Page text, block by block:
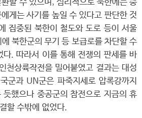
할 수 있으며, 심리적으로 북한에는 충
게는 사기를 높일 수 있다고 판단한 것
집중된 북한이 철도와 도로 등이 서울
북한군의 무기 등 보급로를 차단할 수
다. 따라서 이를 통해 전쟁의 판세를 바
천상륙작전을 밀어붙였고 결과는 대성
군과 UN군은 파죽지세로 압록강까지
했으나 중공군의 참전으로 지금의 휴
할 수밖에 없었다.